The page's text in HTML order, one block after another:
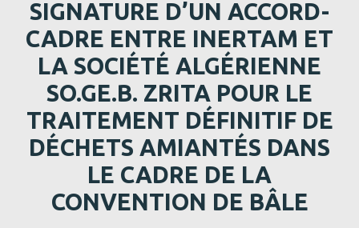
SIGNATURE D’UN ACCORD-
CADRE ENTRE INERTAM ET
LA SOCIÉTÉ ALGÉRIENNE
SO.GE.B. ZRITA POUR LE
TRAITEMENT DÉFINITIF DE
DÉCHETS AMIANTÉS DANS
LE CADRE DE LA
CONVENTION DE BÂLE